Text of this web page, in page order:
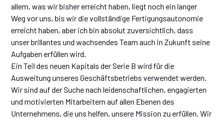
allem, was wir bisher erreicht haben, liegt noch ein langer
Weg vor uns, bis wir die vollständige Fertigungsautonomie
erreicht haben, aber ich bin absolut zuversichtlich, dass
unser brillantes und wachsendes Team auch in Zukunft seine
Aufgaben erfüllen wird.
Ein Teil des neuen Kapitals der Serie B wird für die
Ausweitung unseres Geschäftsbetriebs verwendet werden.
Wir sind auf der Suche nach leidenschaftlichen, engagierten
und motivierten Mitarbeitern auf allen Ebenen des
Unternehmens, die uns helfen, unsere Mission zu erfüllen. Wir